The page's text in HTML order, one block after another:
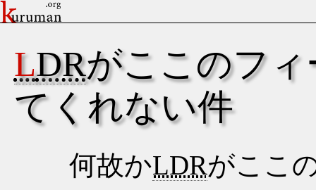
LDRがここのフ
てくれない件
何故かLDRがここ